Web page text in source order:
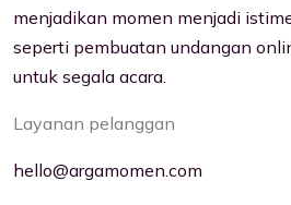
menjadikan momen menjadi
seperti pembuatan undangan
untuk segala acara.
Layanan pelanggan
hello@argamomen.com